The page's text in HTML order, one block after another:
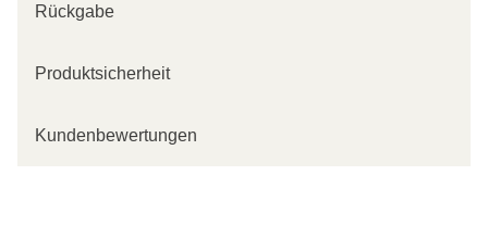
Rückgabe
Produktsicherheit
Kundenbewertungen